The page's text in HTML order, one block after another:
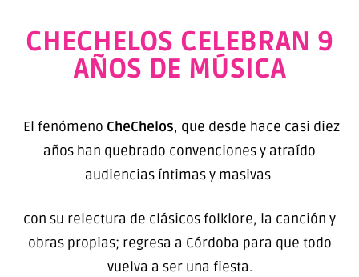
CHECHELOS CELEBRAN 9
AÑOS DE MÚSICA
El fenómeno CheChelos, que desde hace casi diez
años han quebrado convenciones y atraído
audiencias íntimas y masivas
con su relectura de clásicos folklore, la canción y
obras propias; regresa a Córdoba para que todo
vuelva a ser una fiesta.